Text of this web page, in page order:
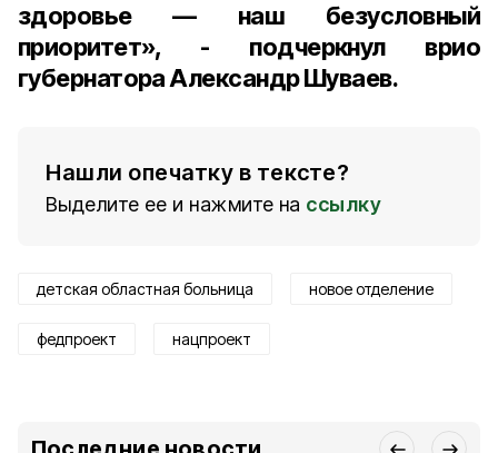
здоровье — наш безусловный
приоритет», - подчеркнул врио
губернатора Александр Шуваев.
Нашли опечатку в тексте?
Выделите ее и нажмите на ссылку
детская областная больница новое отделение
федпроект нацпроект